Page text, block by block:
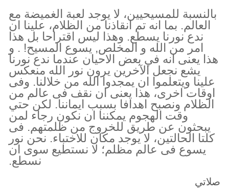
بالنسبة للمسيحيين، لا يوجد لعبة الغميضة مع
العالم. بما انه تم انقاذنا من الظلام، علينا ان
ندع نورنا يسطع. وهذا ليس اقتراحا بل هذا
امر من الله و المخلص, يسوع المسيح! . و
هذا يعنى انه في بعض الاحيان عندما ندع نورنا
يشع نجعل الآخرين يرون نور الله منعكس
علينا ويتعلموا ان يمجدوا الله من خلالنا. وفى
اوقات اخرى، هذا يعنى ان نقف فى عالم من
الظلام ونصبح اهدافا بسبب ايماننا. لكن حتي
وقت الهجوم يمكننا ان نكون رجاء لمن
يبحثون عن طريق للخروج من ظلمتهم. فى
كلتا الحالتين، لا يوجد مكان للاختباء. نحن نور
يسوع فى عالم مظلم؛ لا نستطيع سوى ان
نسطع.
صلاتي